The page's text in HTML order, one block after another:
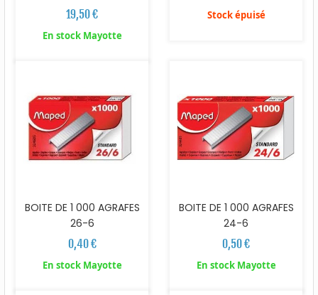
19,50 €
En stock Mayotte
Stock épuisé
BOITE DE 1 000 AGRAFES
26-6
0,40 €
En stock Mayotte
BOITE DE 1 000 AGRAFES
24-6
0,50 €
En stock Mayotte